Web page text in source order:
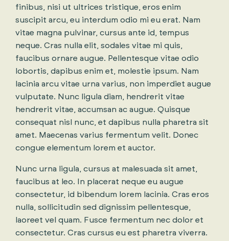
finibus, nisi ut ultrices tristique, eros enim
suscipit arcu, eu interdum odio mi eu erat. Nam
vitae magna pulvinar, cursus ante id, tempus
neque. Cras nulla elit, sodales vitae mi quis,
faucibus ornare augue. Pellentesque vitae odio
lobortis, dapibus enim et, molestie ipsum. Nam
lacinia arcu vitae urna varius, non imperdiet augue
vulputate. Nunc ligula diam, hendrerit vitae
hendrerit vitae, accumsan ac augue. Quisque
consequat nisl nunc, et dapibus nulla pharetra sit
amet. Maecenas varius fermentum velit. Donec
congue elementum lorem et auctor.
Nunc urna ligula, cursus at malesuada sit amet,
faucibus at leo. In placerat neque eu augue
consectetur, id bibendum lorem lacinia. Cras eros
nulla, sollicitudin sed dignissim pellentesque,
laoreet vel quam. Fusce fermentum nec dolor et
consectetur. Cras cursus eu est pharetra viverra.